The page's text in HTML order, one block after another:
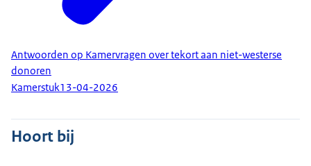
Antwoorden op Kamervragen over tekort aan niet-westerse
donoren
Kamerstuk13-04-2026
Hoort bij